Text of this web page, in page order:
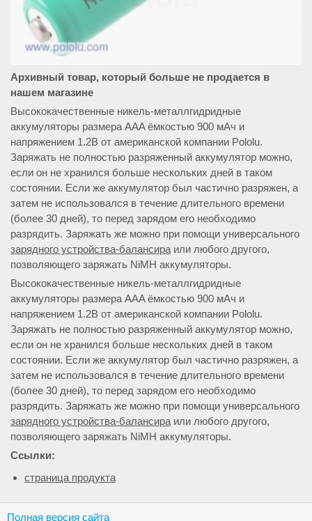
Архивный товар, который больше не продается в
нашем магазине
Высококачественные никель-металлгидридные
аккумуляторы размера AAA ёмкостью 900 мАч и
напряжением 1.2В от американской компании Pololu.
Заряжать не полностью разряженный аккумулятор можно,
если он не хранился больше нескольких дней в таком
состоянии. Если же аккумулятор был частично разряжен, а
затем не использовался в течение длительного времени
(более 30 дней), то перед зарядом его необходимо
разрядить. Заряжать же можно при помощи универсального
зарядного устройства-балансира или любого другого,
позволяющего заряжать NiMH аккумуляторы.
Высококачественные никель-металлгидридные
аккумуляторы размера AAA ёмкостью 900 мАч и
напряжением 1.2В от американской компании Pololu.
Заряжать не полностью разряженный аккумулятор можно,
если он не хранился больше нескольких дней в таком
состоянии. Если же аккумулятор был частично разряжен, а
затем не использовался в течение длительного времени
(более 30 дней), то перед зарядом его необходимо
разрядить. Заряжать же можно при помощи универсального
зарядного устройства-балансира или любого другого,
позволяющего заряжать NiMH аккумуляторы.
Ссылки:
страница продукта
Полная версия сайта